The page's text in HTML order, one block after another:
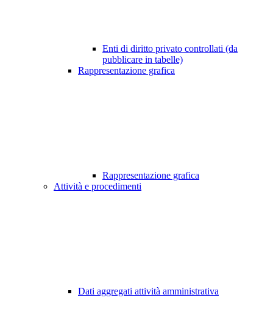
Enti di diritto privato controllati (da
pubblicare in tabelle)
Rappresentazione grafica
Rappresentazione grafica
Attività e procedimenti
Dati aggregati attività amministrativa